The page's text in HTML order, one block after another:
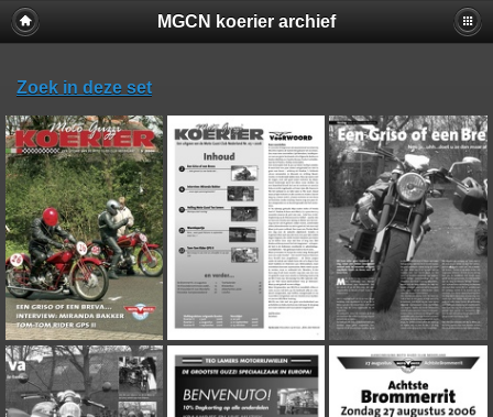
MGCN koerier archief
Zoek in deze set